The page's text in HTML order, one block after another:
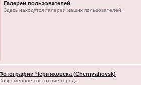
Галереи пользователей
Здесь находятся галереи наших пользователей.
Черняховска (Chernyahovsk)
состояние города